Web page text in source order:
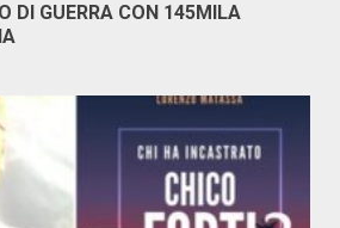
DI GUERRA CON 145MILA